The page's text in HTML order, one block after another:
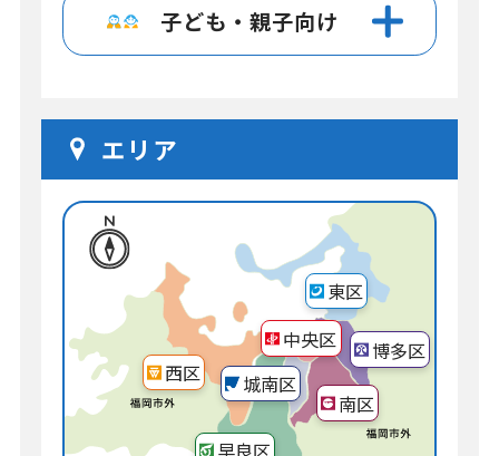
子ども・親子向け
エリア
東区
博多区
中央区
南区
城南区
西区